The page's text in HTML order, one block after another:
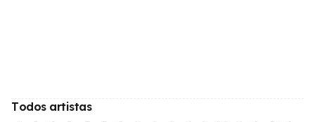
Todos artistas